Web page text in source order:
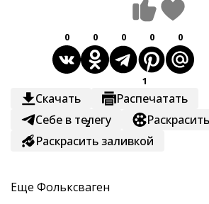
0 0 0 0 0
Скачать
1
Распечатать
Себе в телегу
Раскрасить
2
Раскрасить заливкой
Еще Фольксваген